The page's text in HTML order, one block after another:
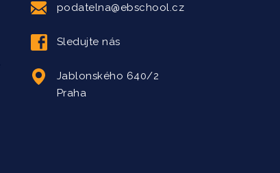
podatelna@ebschool.cz
Sledujte nás
Jablonského 640/2
Praha